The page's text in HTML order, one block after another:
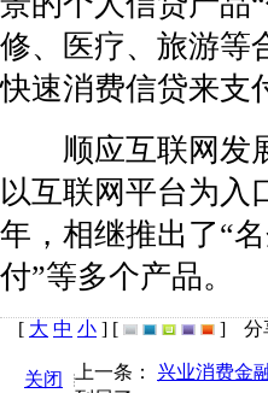
修、医疗、旅游等
快速消费信贷来支
顺应互联网发展
以互联网平台为入
年，相继推出了“
付”等多个产品。
[ 大 中 小 ] [ ] 分
关闭 上一条： 兴业消费金